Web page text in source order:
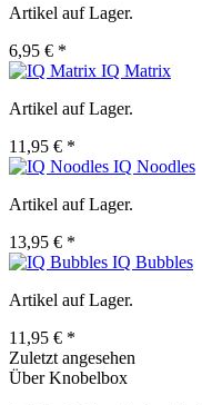
Artikel auf Lager.
6,95 € *
IQ Matrix
Artikel auf Lager.
11,95 € *
IQ Noodles
Artikel auf Lager.
13,95 € *
IQ Bubbles
Artikel auf Lager.
11,95 € *
Zuletzt angesehen
Über Knobelbox